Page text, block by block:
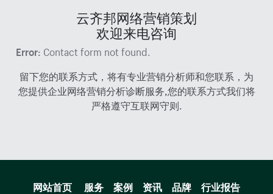
云齐邦网络营销策划
欢迎来电咨询
Error: Contact form not found.
留下您的联系方式，将有专业营销分析师和您联系，为
您提供企业网络营销分析诊断服务,您的联系方式我们将
严格遵守互联网守则.
网站首页 服务 案例 资讯 品牌
行业报告